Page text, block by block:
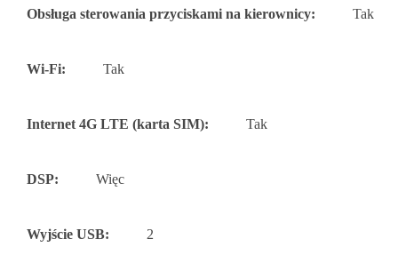
Obsługa sterowania przyciskami na kierownicy: Tak
Wi-Fi: Tak
Internet 4G LTE (karta SIM): Tak
DSP: Więc
Wyjście USB: 2